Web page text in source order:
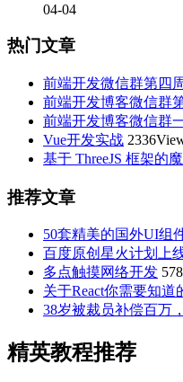
04-04
热门文章
前端开发微信群第四
前端开发博客微信群
前端开发博客微信群
Vue开发实战
基于 ThreeJS 框架的
推荐文章
50套精美的国外UI组
百度原创星火计划上
多点触摸网络开发
关于React你需要知道
38岁被裁员补偿百万
精英教程推荐